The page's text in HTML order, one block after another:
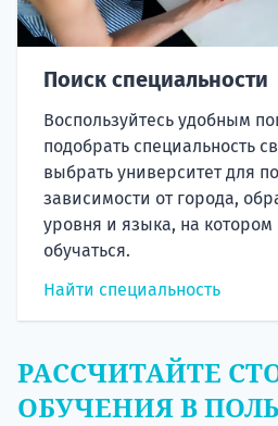
Поиск специальности
Воспользуйтесь удобным
подобрать специальность
выбрать университет для
зависимости от города,
уровня и языка, на
обучаться.
Найти специальность
РАССЧИТАЙТЕ
ОБУЧЕНИЯ В